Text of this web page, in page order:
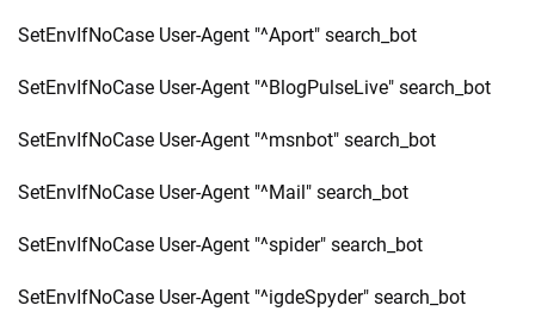
SetEnvIfNoCase User-Agent "^Aport" search_bot
SetEnvIfNoCase User-Agent "^BlogPulseLive" search_bot
SetEnvIfNoCase User-Agent "^msnbot" search_bot
SetEnvIfNoCase User-Agent "^Mail" search_bot
SetEnvIfNoCase User-Agent "^spider" search_bot
SetEnvIfNoCase User-Agent "^igdeSpyder" search_bot